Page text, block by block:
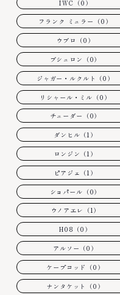
IWC（0）
フランク ミュラー（0）
ウブロ（0）
ブシュロン（0）
ジャガー・ルクルト（0）
リシャール・ミル（0）
チューダー（0）
ダンヒル（1）
ロンジン（1）
ピアジェ（1）
ショパール（0）
ウノアエレ（1）
H08（0）
アルソー（0）
ケープコッド（0）
ナンタケット（0）